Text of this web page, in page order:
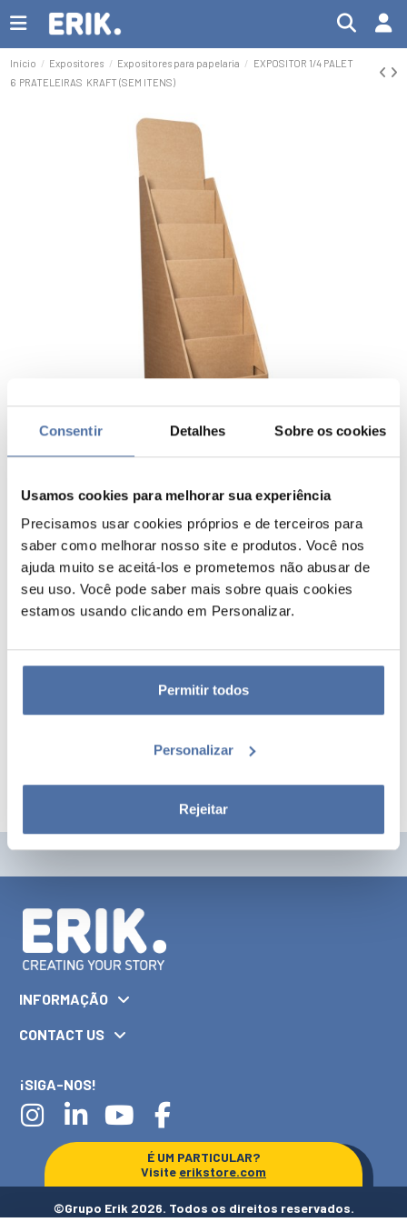
Consentir Detalhes Sobre os cookies
Usamos cookies para melhorar sua experiência
Precisamos usar cookies próprios e de terceiros para
saber como melhorar nosso site e produtos. Você nos
ajuda muito se aceitá-los e prometemos não abusar de
seu uso. Você pode saber mais sobre quais cookies
estamos usando clicando em Personalizar.
Permitir todos
Personalizar
Rejeitar
Início Expositores Expositores para papelaria
EXPOSITOR 1/4 PALET
6 PRATELEIRAS KRAFT (SEM ITENS)
EXPOSITOR 1/4 PALET 6
PRATELEIRAS KRAFT (SEM
ITENS)
EXPOSITOR 1/4 PALETE 6 PRATELEIRAS KRAFT
INFORMAÇÃO
CONTACT US
¡SIGA-NOS!
É UM PARTICULAR?
Visite erikstore.com
©Grupo Erik 2026. Todos os direitos reservados.